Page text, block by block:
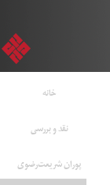
خانه
نقد و بررسی
پوران شریعت‌رضوی